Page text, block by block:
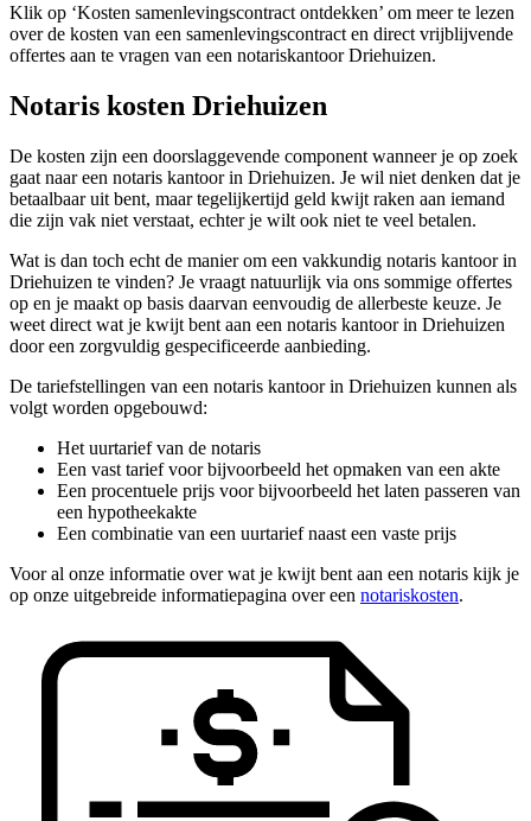
Klik op ‘Kosten samenlevingscontract ontdekken’ om meer te lezen
over de kosten van een samenlevingscontract en direct vrijblijvende
offertes aan te vragen van een notariskantoor Driehuizen.
Notaris kosten Driehuizen
De kosten zijn een doorslaggevende component wanneer je op zoek
gaat naar een notaris kantoor in Driehuizen. Je wil niet denken dat je
betaalbaar uit bent, maar tegelijkertijd geld kwijt raken aan iemand
die zijn vak niet verstaat, echter je wilt ook niet te veel betalen.
Wat is dan toch echt de manier om een vakkundig notaris kantoor in
Driehuizen te vinden? Je vraagt natuurlijk via ons sommige offertes
op en je maakt op basis daarvan eenvoudig de allerbeste keuze. Je
weet direct wat je kwijt bent aan een notaris kantoor in Driehuizen
door een zorgvuldig gespecificeerde aanbieding.
De tariefstellingen van een notaris kantoor in Driehuizen kunnen als
volgt worden opgebouwd:
Het uurtarief van de notaris
Een vast tarief voor bijvoorbeeld het opmaken van een akte
Een procentuele prijs voor bijvoorbeeld het laten passeren van
een hypotheekakte
Een combinatie van een uurtarief naast een vaste prijs
Voor al onze informatie over wat je kwijt bent aan een notaris kijk je
op onze uitgebreide informatiepagina over een notariskosten.